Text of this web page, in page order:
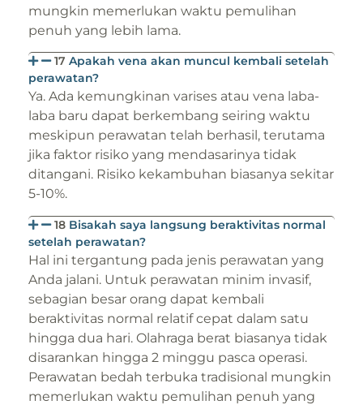
mungkin memerlukan waktu pemulihan
penuh yang lebih lama.
17 Apakah vena akan muncul kembali setelah
perawatan?
Ya. Ada kemungkinan varises atau vena laba-
laba baru dapat berkembang seiring waktu
meskipun perawatan telah berhasil, terutama
jika faktor risiko yang mendasarinya tidak
ditangani. Risiko kekambuhan biasanya sekitar
5-10%.
18 Bisakah saya langsung beraktivitas normal
setelah perawatan?
Hal ini tergantung pada jenis perawatan yang
Anda jalani. Untuk perawatan minim invasif,
sebagian besar orang dapat kembali
beraktivitas normal relatif cepat dalam satu
hingga dua hari. Olahraga berat biasanya tidak
disarankan hingga 2 minggu pasca operasi.
Perawatan bedah terbuka tradisional mungkin
memerlukan waktu pemulihan penuh yang